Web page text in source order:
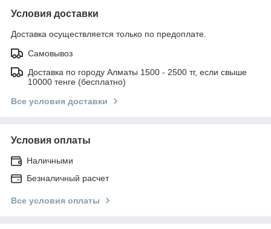
Условия доставки
Доставка осуществляется только по предоплате.
Самовывоз
Доставка по городу Алматы 1500 - 2500 тг, если свыше
10000 тенге (бесплатно)
Все условия доставки
Условия оплаты
Наличными
Безналичный расчет
Все условия оплаты